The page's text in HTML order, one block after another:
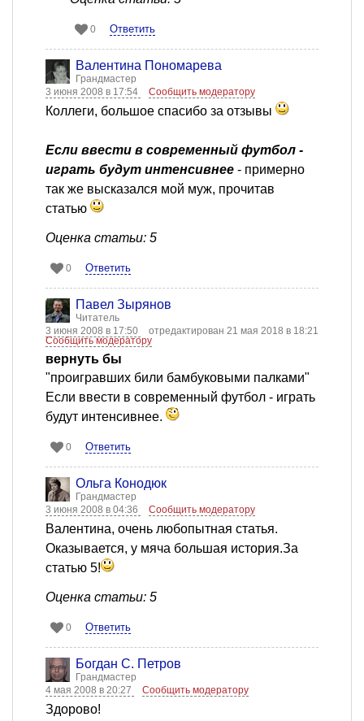
0 Ответить
Валентина Пономарева
Грандмастер
3 июня 2008 в 17:54
Сообщить модератору
Коллеги, большое спасибо за отзывы
Если ввести в современный футбол -
играть будут интенсивнее - примерно
так же высказался мой муж, прочитав
статью
Оценка статьи: 5
0 Ответить
Павел Зырянов
Читатель
3 июня 2008 в 17:50
отредактирован 21 мая 2018 в 18:21
Сообщить модератору
вернуть бы
"проигравших били бамбуковыми палками"
Если ввести в современный футбол - играть
будут интенсивнее.
0 Ответить
Ольга Конодюк
Грандмастер
3 июня 2008 в 04:36
Сообщить модератору
Валентина, очень любопытная статья.
Оказывается, у мяча большая история.За
статью 5!
Оценка статьи: 5
0 Ответить
Богдан С. Петров
Грандмастер
4 мая 2008 в 20:27
Сообщить модератору
Здорово!